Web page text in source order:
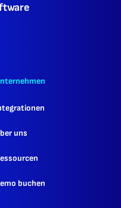
uns
buchen